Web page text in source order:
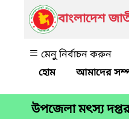
বাংলাদেশ
মেনু নির্বাচন করুন
আমাদের
উপজেলা মৎস্য